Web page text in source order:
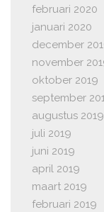
februari 2020
januari 2020
december
november
oktober 2019
september
augustus 2019
juli 2019
juni 2019
april 2019
maart 2019
februari 2019